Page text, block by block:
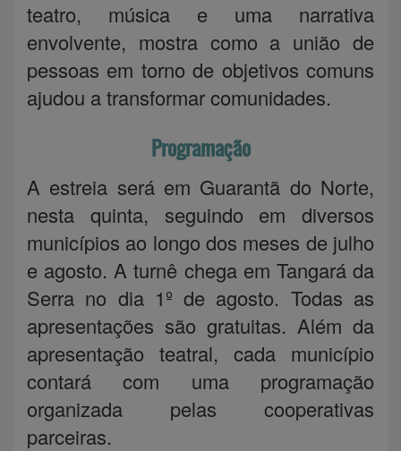
teatro, música e uma narrativa
envolvente, mostra como a união de
pessoas em torno de objetivos comuns
ajudou a transformar comunidades.
Programação
A estreia será em Guarantã do Norte,
nesta quinta, seguindo em diversos
municípios ao longo dos meses de julho
e agosto. A turnê chega em Tangará da
Serra no dia 1º de agosto. Todas as
apresentações são gratuitas. Além da
apresentação teatral, cada município
contará com uma programação
organizada pelas cooperativas
parceiras.